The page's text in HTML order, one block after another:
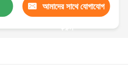
আমাদের সাথে যোগাযোগ
করুন